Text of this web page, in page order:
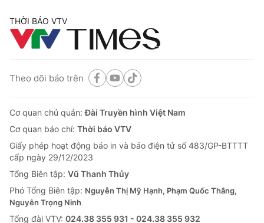
THỜI BÁO VTV
Theo dõi báo trên
Cơ quan chủ quản:Đài Truyền hình Việt Nam
Cơ quan báo chí: Thời báo VTV
Giấy phép hoạt động báo in và báo điện tử số 483/GP-BTTTT
cấp ngày 29/12/2023
Tổng Biên tập: Vũ Thanh Thủy
Phó Tổng Biên tập: Nguyễn Thị Mỹ Hạnh, Phạm Quốc Thắng,
Nguyễn Trọng Ninh
Tổng đài VTV: 024.38 355 931 - 024.38 355 932